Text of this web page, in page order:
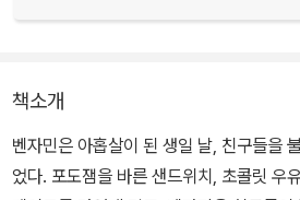
책소개
벤자민은 아홉살이 된 생일 날, 친구들을
었다. 포도잼을 바른 샌드위치, 초콜릿 우